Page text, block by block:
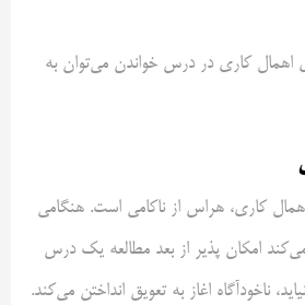
اهمال کاری در درس خواندن می‌توان به
کاری، هراس از ناکامی است. هنگامی
امکان پذیر از بعد مطالعه یک درس
ناخودآگاه اغاز به تعویق انداختن می‌کند.